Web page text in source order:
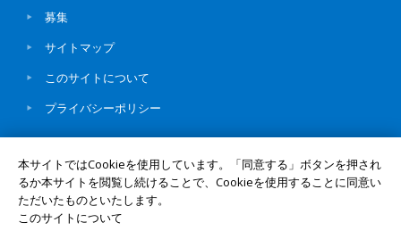
募集
サイトマップ
このサイトについて
プライバシーポリシー
© Okayama University
本サイトではCookieを使用しています。「同意する」ボタンを押され
るか本サイトを閲覧し続けることで、Cookieを使用することに同意い
ただいたものといたします。
このサイトについて